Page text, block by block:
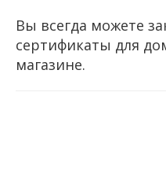
Вы всегда можете
сертификаты для
магазине.